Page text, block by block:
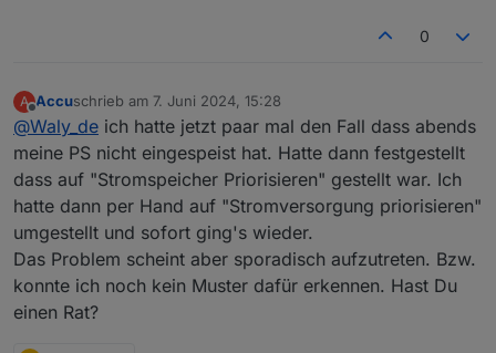
die AC Ladeleistung in Abhängigkeit vom Hausstrom
Speciher voll DANN schalte Überschussladung auf TRUE.
man den Überschussladeparameter umsetzt.
0
A
Offline
Accuschrieb am 7. Juni 2024, 15:28
zuletzt editiert von
@Waly_de ich hatte jetzt paar mal den Fall dass abends
meine PS nicht eingespeist hat. Hatte dann festgestellt
dass auf "Stromspeicher Priorisieren" gestellt war. Ich
hatte dann per Hand auf "Stromversorgung priorisieren"
umgestellt und sofort ging's wieder.
Das Problem scheint aber sporadisch aufzutreten. Bzw.
konnte ich noch kein Muster dafür erkennen. Hast Du
einen Rat?